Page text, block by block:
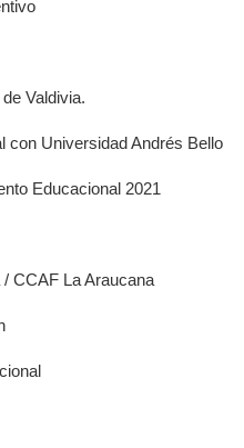
Valdivia.
con Universidad Andrés Bello
Educacional 2021
CCAF La Araucana